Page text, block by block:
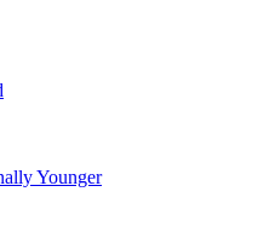
Younger